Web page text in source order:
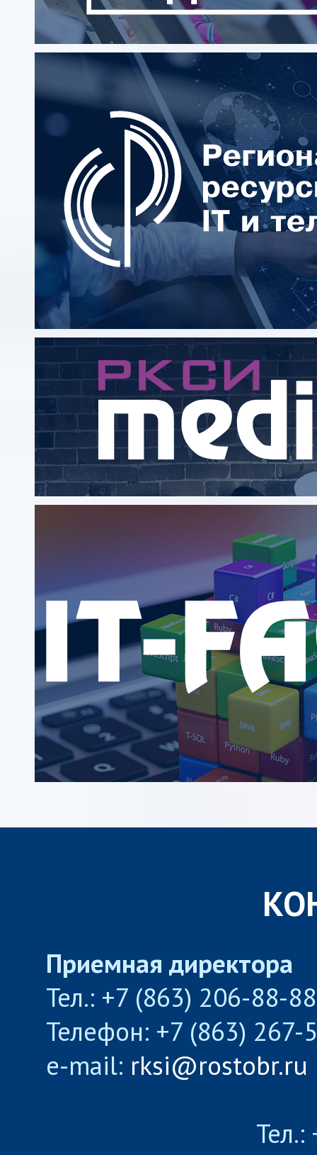
Приемная директора
Тел.: +7 (863) 206-88-
Телефон: +7 (863) 267-
e-mail: rksi@rostobr.ru